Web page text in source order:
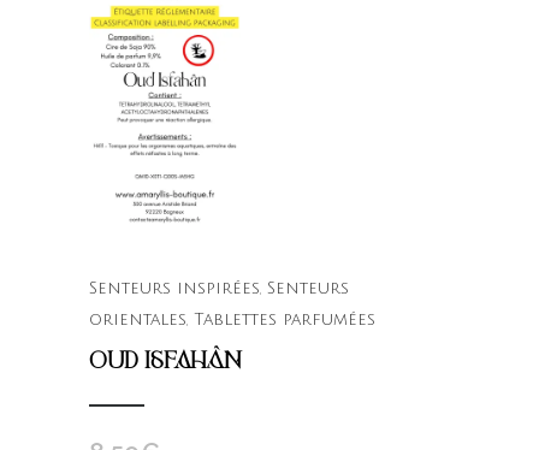
Senteurs inspirées Senteurs
orientales Tablettes parfumées
OUD ISFAHÂN